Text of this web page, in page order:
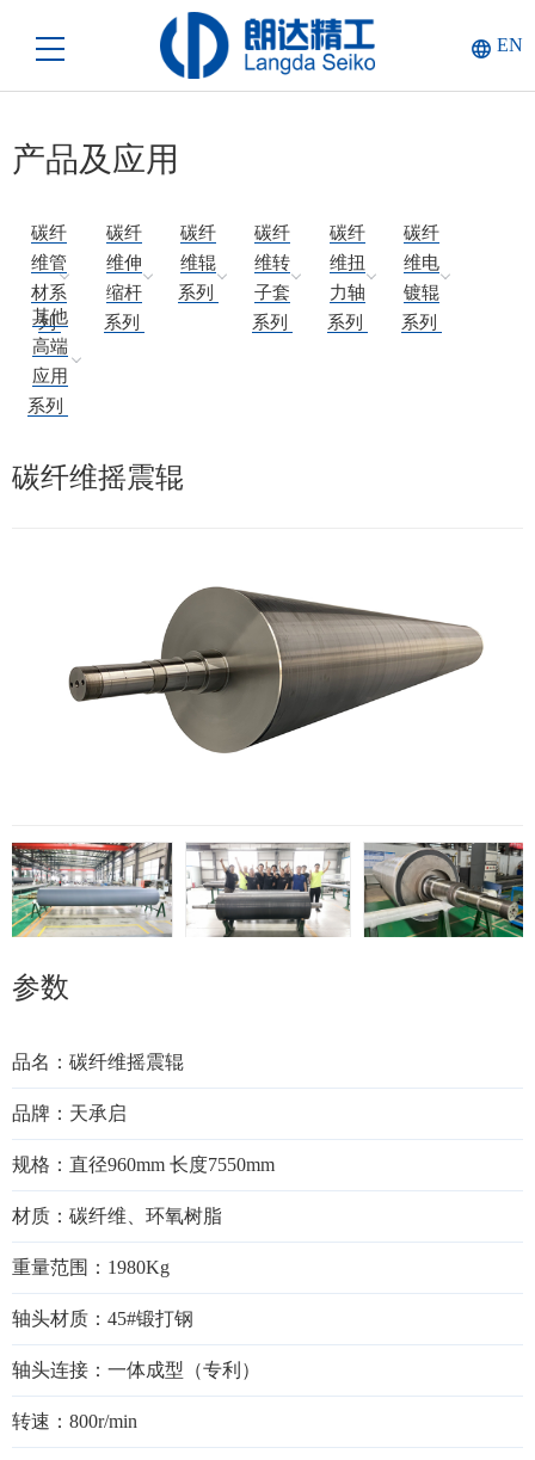
EN
产品及应用
碳纤
维管
材系
列
碳纤
维伸
缩杆
系列
碳纤
维辊
系列
碳纤
维转
子套
系列
碳纤
维扭
力轴
系列
碳纤
维电
镀辊
系列
其他
高端
应用
系列
碳纤维摇震辊
参数
品名：碳纤维摇震辊
品牌：天承启
规格：直径960mm 长度7550mm
材质：碳纤维、环氧树脂
重量范围：1980Kg
轴头材质：45#锻打钢
轴头连接：一体成型（专利）
转速：800r/min